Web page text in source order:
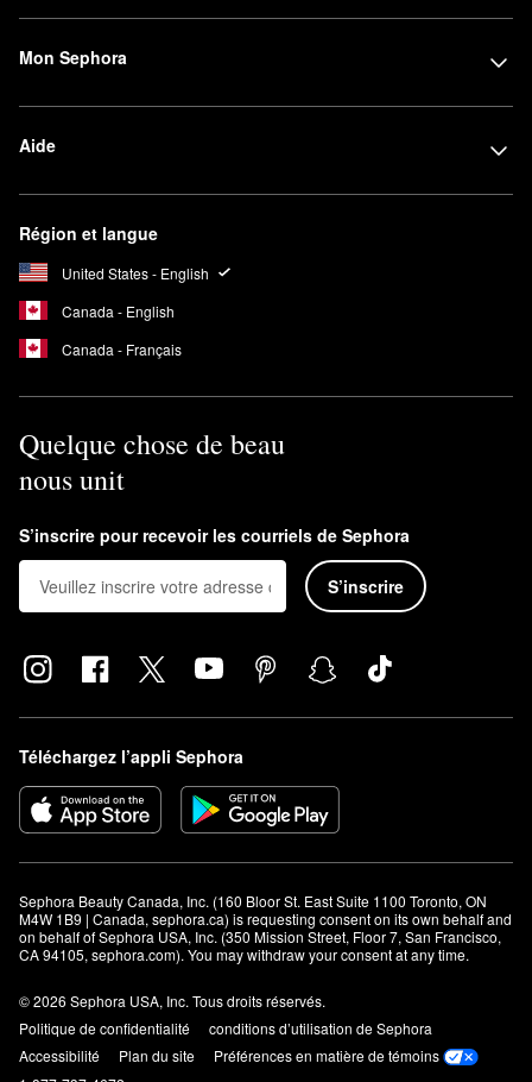
Mon Sephora
Aide
Région et langue
United States - English
Canada - English
Canada - Français
Quelque chose de beau
nous unit
S’inscrire pour recevoir les courriels de Sephora
S’inscrire
Téléchargez l’appli Sephora
Sephora Beauty Canada, Inc. (160 Bloor St. East Suite 1100 Toronto, ON
M4W 1B9 | Canada, sephora.ca) is requesting consent on its own behalf and
on behalf of Sephora USA, Inc. (350 Mission Street, Floor 7, San Francisco,
CA 94105, sephora.com). You may withdraw your consent at any time.
© 2026 Sephora USA, Inc. Tous droits réservés.
Politique de confidentialité
conditions d’utilisation de Sephora
Accessibilité
Plan du site
Préférences en matière de témoins